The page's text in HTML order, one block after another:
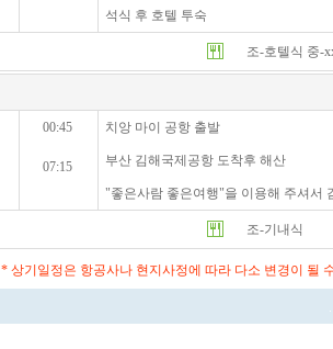
석식 후 호텔 투숙
조-호텔식 중-
00:45
07:15
치앙 마이 공항 출발
부산 김해국제공항 도착후 해산
"좋은사람 좋은여행"을 이용해 주셔서
조-기내식
* 상기일정은 항공사나 현지사정에 따라 다소 변경이 될